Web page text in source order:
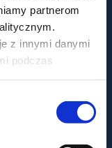
partnerom
z innymi danymi
podczas
STRONY FOLKLORU -
13.08.2026, Toruń